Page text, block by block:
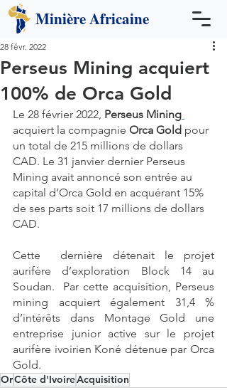
MinièreAfricaine
Perseus Mining acquiert
100% de Orca Gold
28 févr. 2022
Le 28 février 2022, Perseus Mining
acquiert la compagnie Orca Gold pour
un total de 215 millions de dollars
CAD. Le 31 janvier dernier Perseus
Mining avait annoncé son entrée au
capital d’Orca Gold en acquérant 15%
de ses parts soit 17 millions de dollars
CAD.
Cette  dernière détenait le projet
aurifère d’exploration Block 14 au
Soudan.  Par cette acquisition, Perseus
mining acquiert également 31,4 %
d’intérêts dans Montage Gold une
entreprise junior active sur le projet
aurifère ivoirien Koné détenue par Orca
Gold.
OrCôte d'IvoireAcquisition